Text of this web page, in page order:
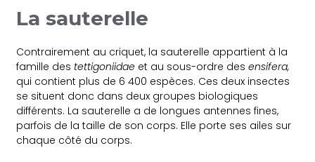
La sauterelle
Contrairement au criquet, la sauterelle appartient à la
famille des tettigoniidae et au sous-ordre desensifera,
qui contient plus de 6 400 espèces. Ces deux insectes
se situent donc dans deux groupes biologiques
différents. La sauterelle a de longues antennes fines,
parfois de la taille de son corps. Elle porte ses ailes sur
chaque côté du corps.